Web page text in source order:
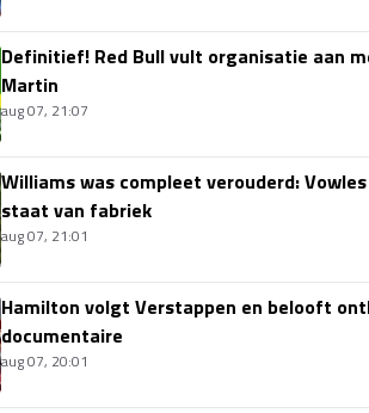
Definitief! Red Bull vult organisatie aan
Martin
aug 07, 21:07
Williams was compleet verouderd:
staat van fabriek
aug 07, 21:01
Hamilton volgt Verstappen en belooft
documentaire
aug 07, 20:01